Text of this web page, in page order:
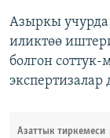
Азыркы
иликтөө
болгон
Азаттык тиркемеси